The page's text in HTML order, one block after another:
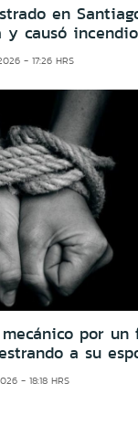
en
y causó incendio
- 17:26 HRS
por
a su
- 18:18 HRS